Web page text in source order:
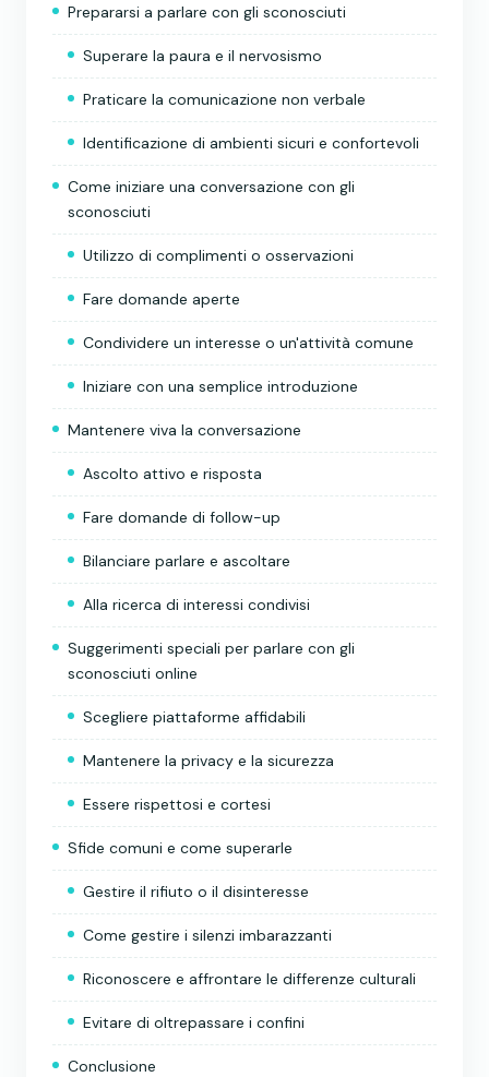
Prepararsi a parlare con gli sconosciuti
Superare la paura e il nervosismo
Praticare la comunicazione non verbale
Identificazione di ambienti sicuri e confortevoli
Come iniziare una conversazione con gli
sconosciuti
Utilizzo di complimenti o osservazioni
Fare domande aperte
Condividere un interesse o un'attività comune
Iniziare con una semplice introduzione
Mantenere viva la conversazione
Ascolto attivo e risposta
Fare domande di follow-up
Bilanciare parlare e ascoltare
Alla ricerca di interessi condivisi
Suggerimenti speciali per parlare con gli
sconosciuti online
Scegliere piattaforme affidabili
Mantenere la privacy e la sicurezza
Essere rispettosi e cortesi
Sfide comuni e come superarle
Gestire il rifiuto o il disinteresse
Come gestire i silenzi imbarazzanti
Riconoscere e affrontare le differenze culturali
Evitare di oltrepassare i confini
Conclusione